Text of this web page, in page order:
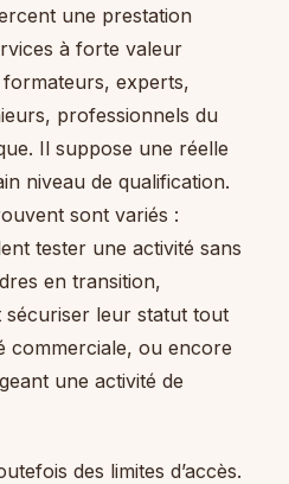
une prestation
à forte valeur
experts,
professionnels du
Il suppose une réelle
niveau de qualification.
sont variés :
tester une activité sans
en transition,
sécuriser leur statut tout
commerciale, ou encore
une activité de
des limites d’accès.